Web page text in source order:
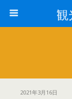
2021年3月16日